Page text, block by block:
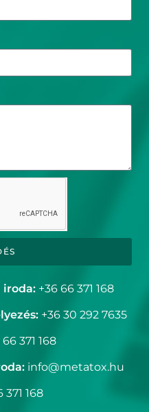
iroda:+36 66 371 168
+36 30 292 7635
371 168
info@metatox.hu
371 168